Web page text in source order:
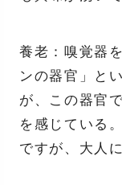
養老：嗅覚器
ンの器官」と
が、この器官
を感じている
ですが、大人